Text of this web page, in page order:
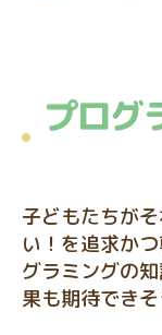
プログ
子どもたちが
い！を追求か
グラミングの
果も期待できそ